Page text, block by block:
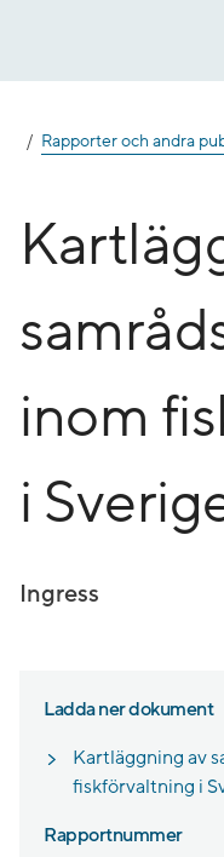
Rapporter och andra
inom
i
Ingress
Ladda ner dokument
Kartläggning av
fiskförvaltning i
Rapportnummer